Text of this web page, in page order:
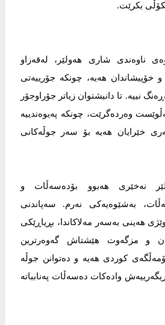
بکرێت.
ناوەندی شاری هەولێر، لەقەزاو
و خۆپیشاندان هەیە، چونکە جۆرییەتی
نییە. تا دانیشتوان زیاتر جۆراوجۆر
وەردەگرێت، چونکە پەیوەندییە
خێرایان هەیە بۆ سەر جوڵەکانی
نەخێری هەبوو بۆدەسەڵات و
بەشێوەیەکی نەرم. سەپاندنی
هەینی بەسەر مەلاکاندا، بڕیاڕێکی
و مزگەوت هێشتاش گەوەرترین
کوردی هەیە و دەتوانن جوڵە
وادەکات دەسەڵات پەنابباتە